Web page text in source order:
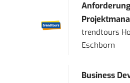
trendtours
Eschborn
Business